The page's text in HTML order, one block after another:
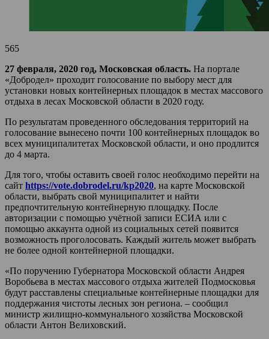
565
27 февраля, 2020 год, Московская область. На портале
«Добродел» проходит голосование по выбору мест для
установки новых контейнерных площадок в местах массового
отдыха в лесах Московской области в 2020 году.
По результатам проведенного обследования территорий на
голосование вынесено почти 100 контейнерных площадок во
всех муниципалитетах Московской области, и оно продлится
до 4 марта.
Для того, чтобы оставить своей голос необходимо перейти на
сайт https://vote.dobrodel.ru/kp2020, на карте Московской
области, выбрать свой муниципалитет и найти
предпочтительную контейнерную площадку. После
авторизации с помощью учётной записи ЕСИА или с
помощью аккаунта одной из социальных сетей появится
возможность проголосовать. Каждый житель может выбрать
не более одной контейнерной площадки.
«По поручению Губернатора Московской области Андрея
Воробьева в местах массового отдыха жителей Подмосковья
будут расставлены специальные контейнерные площадки для
поддержания чистоты лесных зон региона. – сообщил
министр жилищно-коммунального хозяйства Московской
области Антон Велиховский.